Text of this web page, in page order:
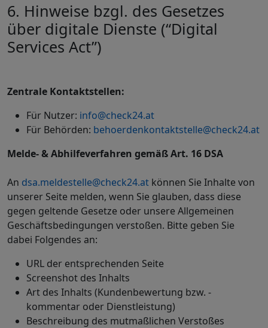
6. Hinweise bzgl. des Gesetzes
über digitale Dienste (“Digital
Services Act”)
Zentrale Kontaktstellen:
Für Nutzer: info@check24.at
Für Behörden: behoerdenkontaktstelle@check24.at
Melde- & Abhilfeverfahren gemäß Art. 16 DSA
An dsa.meldestelle@check24.at können Sie Inhalte von
unserer Seite melden, wenn Sie glauben, dass diese
gegen geltende Gesetze oder unsere Allgemeinen
Geschäftsbedingungen verstoßen. Bitte geben Sie
dabei Folgendes an:
URL der entsprechenden Seite
Screenshot des Inhalts
Art des Inhalts (Kundenbewertung bzw. -
kommentar oder Dienstleistung)
Beschreibung des mutmaßlichen Verstoßes